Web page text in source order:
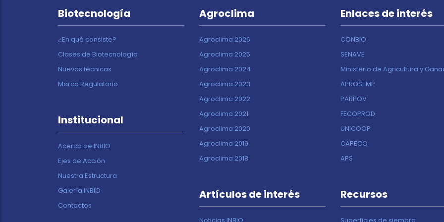
Biotecnología
¿En qué consiste?
Clases de Biotecnología
Nuevas técnicas
Marco Regulatorio
Institucional
Acerca de INBIO
Ejes de Acción
Nuestra Estructura
Galería INBIO
Contactos
Agroclima
Agroclima 2026
Agroclima 2025
Agroclima 2024
Agroclima 2023
Agroclima 2022
Agroclima 2021
Agroclima 2020
Agroclima 2019
Agroclima 2018
Artículos de interés
Enlaces de interés
CONBIO
SENAVE
Ministerio de Agricultura y
APROSEMP
PARPOV
FECOPROD
UNICOOP
CAPECO
APS
Recursos